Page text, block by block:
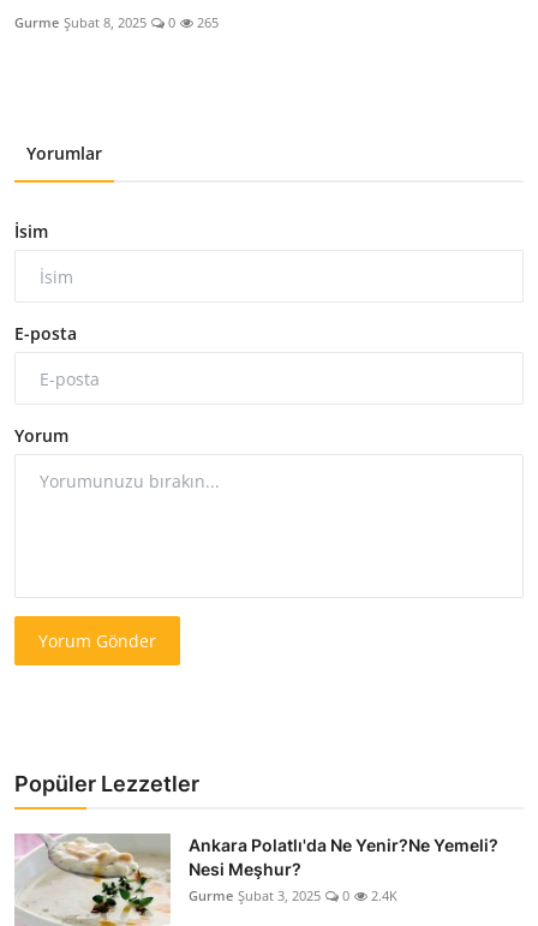
Gurme Şubat 8, 2025 0 265
Yorumlar
İsim
E-posta
Yorum
Yorum Gönder
Popüler Lezzetler
Ankara Polatlı'da Ne Yenir?Ne Yemeli?
Nesi Meşhur?
Gurme Şubat 3, 2025 0 2.4K